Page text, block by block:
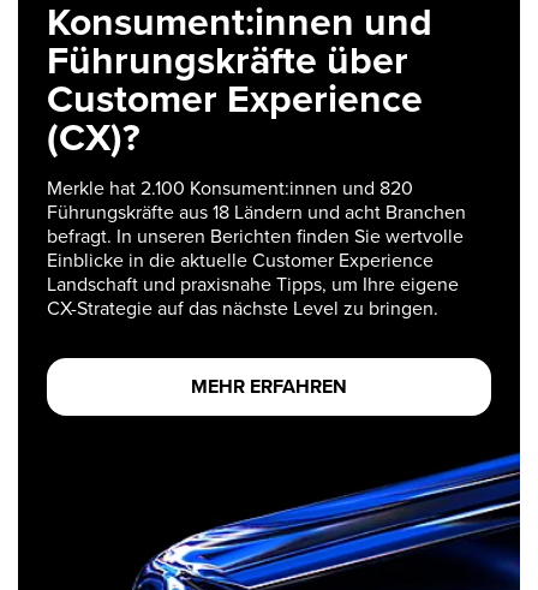
Konsument:innen und
Führungskräfte über
Customer Experience
(CX)?
Merkle hat 2.100 Konsument:innen und 820
Führungskräfte aus 18 Ländern und acht Branchen
befragt. In unseren Berichten finden Sie wertvolle
Einblicke in die aktuelle Customer Experience
Landschaft und praxisnahe Tipps, um Ihre eigene
CX-Strategie auf das nächste Level zu bringen.
MEHR ERFAHREN